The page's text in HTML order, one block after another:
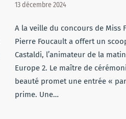
13 décembre 2024
A la veille du concours de Miss
Pierre Foucault a offert un
Castaldi, l’animateur de la
Europe 2. Le maître de
beauté promet une entrée «
prime. Une…